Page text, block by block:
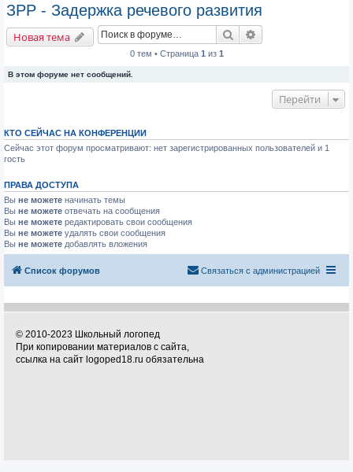
ЗРР - Задержка речевого развития
Новая тема Поиск
0 тем • Страница 1 из 1
В этом форуме нет сообщений.
Перейти
КТО СЕЙЧАС НА КОНФЕРЕНЦИИ
Сейчас этот форум просматривают: нет зарегистрированных пользователей и 1
гость
ПРАВА ДОСТУПА
Вы не можете начинать темы
Вы не можете отвечать на сообщения
Вы не можете редактировать свои сообщения
Вы не можете удалять свои сообщения
Вы не можете добавлять вложения
Список форумов Связаться с администрацией
© 2010-2023 Школьный логопед
При копировании материалов с сайта,
ссылка на сайт logoped18.ru обязательна